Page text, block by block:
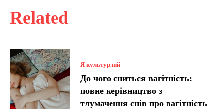
Related
Я культурний
До чого сниться вагітність:
повне керівництво з
тлумачення снів про вагітність